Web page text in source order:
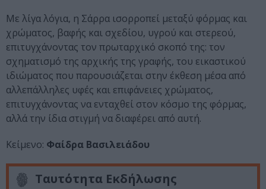
Με λίγα λόγια, η Σάρρα ισορροπεί μεταξύ φόρμας και
χρώματος, βαφής και σχεδίου, υγρού και στερεού,
επιτυγχάνοντας τον πρωταρχικό σκοπό της: τον
σχηματισμό της αρχικής της γραφής, του εικαστικού
ιδιώματος που παρουσιάζεται στην έκθεση μέσα από
αλλεπάλληλες υφές και επιφάνειες χρώματος,
επιτυγχάνοντας να ενταχθεί στον κόσμο της φόρμας,
αλλά την ίδια στιγμή να διαφέρει από αυτή.
Κείμενο: Φαίδρα Βασιλειάδου
Ταυτότητα Εκδήλωσης